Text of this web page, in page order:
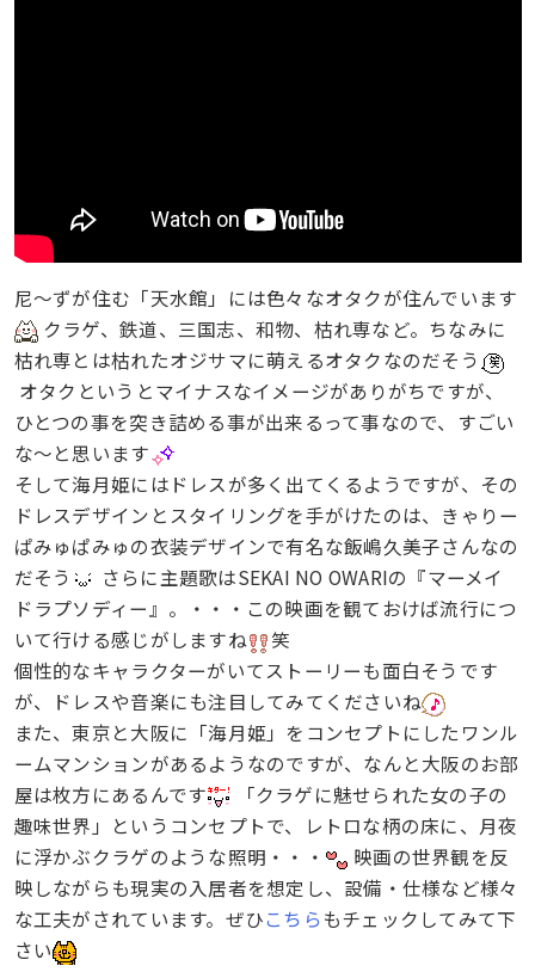
尼～ずが住む「天水館」には色々なオタクが住んでいます
クラゲ、鉄道、三国志、和物、枯れ専など。ちなみに
枯れ専とは枯れたオジサマに萌えるオタクなのだそう
オタクというとマイナスなイメージがありがちですが、
ひとつの事を突き詰める事が出来るって事なので、すごい
な～と思います
そして海月姫にはドレスが多く出てくるようですが、その
ドレスデザインとスタイリングを手がけたのは、きゃりー
ぱみゅぱみゅの衣装デザインで有名な飯嶋久美子さんなの
だそう
さらに主題歌はSEKAI NO OWARIの『マーメイ
ドラプソディー』。・・・この映画を観ておけば流行につ
いて行ける感じがしますね
笑
個性的なキャラクターがいてストーリーも面白そうです
が、ドレスや音楽にも注目してみてくださいね
また、東京と大阪に「海月姫」をコンセプトにしたワンル
ームマンションがあるようなのですが、なんと大阪のお部
屋は枚方にあるんです
「クラゲに魅せられた女の子の
趣味世界」というコンセプトで、レトロな柄の床に、月夜
に浮かぶクラゲのような照明・・・
映画の世界観を反
映しながらも現実の入居者を想定し、設備・仕様など様々
な工夫がされています。ぜひこちら もチェックしてみて下
さい